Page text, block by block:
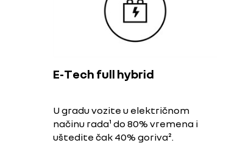
E-Tech full hybrid
U gradu vozite u električnom
načinu rada¹ do 80% vremena i
uštedite čak 40% goriva².